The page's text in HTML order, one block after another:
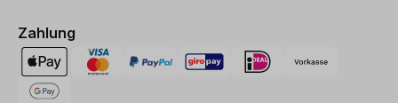
Zahlung